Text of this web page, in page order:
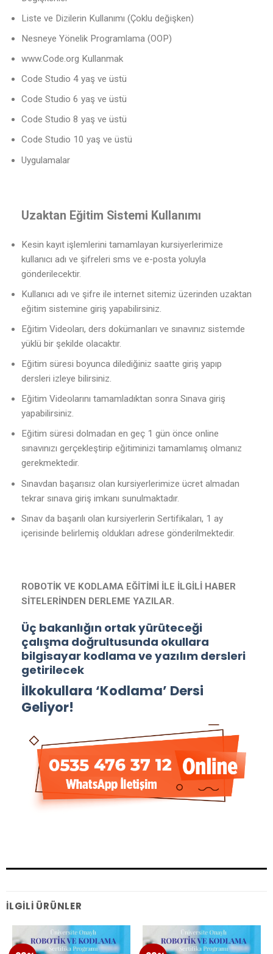
Liste ve Dizilerin Kullanımı (Çoklu değişken)
Nesneye Yönelik Programlama (OOP)
www.Code.org Kullanmak
Code Studio 4 yaş ve üstü
Code Studio 6 yaş ve üstü
Code Studio 8 yaş ve üstü
Code Studio 10 yaş ve üstü
Uygulamalar
Uzaktan Eğitim Sistemi Kullanımı
Kesin kayıt işlemlerini tamamlayan kursiyerlerimize
kullanıcı adı ve şifreleri sms ve e-posta yoluyla
gönderilecektir.
Kullanıcı adı ve şifre ile internet sitemiz üzerinden uzaktan
eğitim sistemine giriş yapabilirsiniz.
Eğitim Videoları, ders dokümanları ve sınavınız sistemde
yüklü bir şekilde olacaktır.
Eğitim süresi boyunca dilediğiniz saatte giriş yapıp
dersleri izleye bilirsiniz.
Eğitim Videolarını tamamladıktan sonra Sınava giriş
yapabilirsiniz.
Eğitim süresi dolmadan en geç 1 gün önce online
sınavınızı gerçekleştirip eğitiminizi tamamlamış olmanız
gerekmektedir.
Sınavdan başarısız olan kursiyerlerimize ücret almadan
tekrar sınava giriş imkanı sunulmaktadır.
Sınav da başarılı olan kursiyerlerin Sertifikaları, 1 ay
içerisinde belirlemiş oldukları adrese gönderilmektedir.
ROBOTİK VE KODLAMA EĞİTİMİ İLE İLGİLİ HABER
SİTELERİNDEN DERLEME YAZILAR.
Üç bakanlığın ortak yürüteceği
çalışma doğrultusunda okullara
bilgisayar kodlama ve yazılım dersleri
getirilecek
İlkokullara ‘Kodlama’ Dersi
Geliyor!
İLGILI ÜRÜNLER